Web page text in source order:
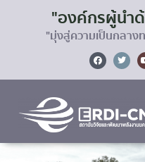
"องค์กรผู้นำด้
"มุ่งสู่ความเป็นกลาง